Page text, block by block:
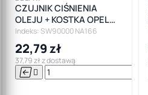
CZUJNIK CIŚNIENIA
OLEJU + KOSTKA OPEL
2.0 CDTI
Indeks: SW90000 NA166
22,79 zł
37,79 zł z dostawą
 